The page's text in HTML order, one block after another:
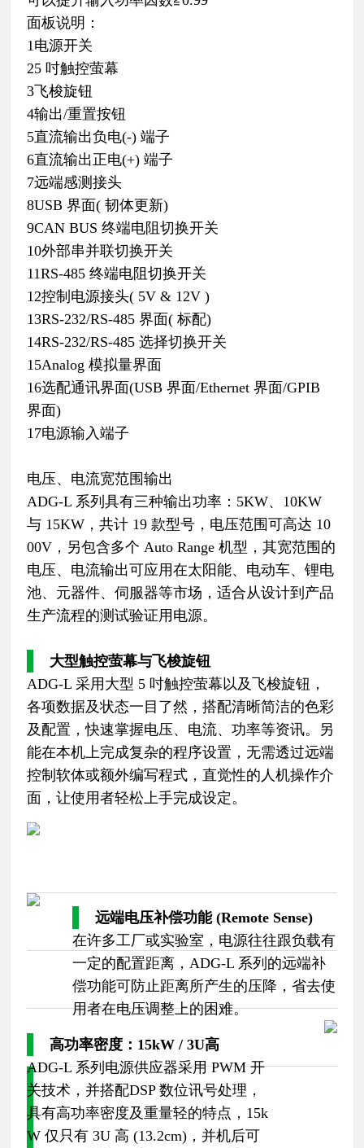
面板说明：
1电源开关
25 吋触控萤幕
3飞梭旋钮
4输出/重置按钮
5直流输出负电(-) 端子
6直流输出正电(+) 端子
7远端感测接头
8USB 界面( 韧体更新)
9CAN BUS 终端电阻切换开关
10外部串并联切换开关
11RS-485 终端电阻切换开关
12控制电源接头( 5V & 12V )
13RS-232/RS-485 界面( 标配)
14RS-232/RS-485 选择切换开关
15Analog 模拟量界面
16选配通讯界面(USB 界面/Ethernet 界面/GPIB
界面)
17电源输入端子
电压、电流宽范围输出
ADG-L 系列具有三种输出功率：5KW、10KW
与 15KW，共计 19 款型号，电压范围可高达 10
00V，另包含多个 Auto Range 机型，其宽范围的
电压、电流输出可应用在太阳能、电动车、锂电
池、元器件、伺服器等市场，适合从设计到产品
生产流程的测试验证用电源。
大型触控萤幕与飞梭旋钮
ADG-L 采用大型 5 吋触控萤幕以及飞梭旋钮，
各项数据及状态一目了然，搭配清晰简洁的色彩
及配置，快速掌握电压、电流、功率等资讯。另
能在本机上完成复杂的程序设置，无需透过远端
控制软体或额外编写程式，直觉性的人机操作介
面，让使用者轻松上手完成设定。
远端电压补偿功能 (Remote Sense)
在许多工厂或实验室，电源往往跟负载有
一定的配置距离，ADG-L 系列的远端补
偿功能可防止距离所产生的压降，省去使
用者在电压调整上的困难。
高功率密度：15kW / 3U高
ADG-L 系列电源供应器采用 PWM 开
关技术，并搭配DSP 数位讯号处理，
具有高功率密度及重量轻的特点，15k
W 仅只有 3U 高 (13.2cm)，并机后可